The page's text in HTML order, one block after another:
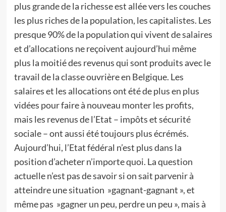
plus grande de la richesse est allée vers les couches
les plus riches de la population, les capitalistes. Les
presque 90% de la population qui vivent de salaires
et d’allocations ne reçoivent aujourd’hui même
plus la moitié des revenus qui sont produits avec le
travail de la classe ouvrière en Belgique. Les
salaires et les allocations ont été de plus en plus
vidées pour faire à nouveau monter les profits,
mais les revenus de l’Etat – impôts et sécurité
sociale – ont aussi été toujours plus écrémés.
Aujourd’hui, l’Etat fédéral n’est plus dans la
position d’acheter n’importe quoi. La question
actuelle n’est pas de savoir si on sait parvenir à
atteindre une situation »gagnant-gagnant », et
même pas »gagner un peu, perdre un peu », mais à